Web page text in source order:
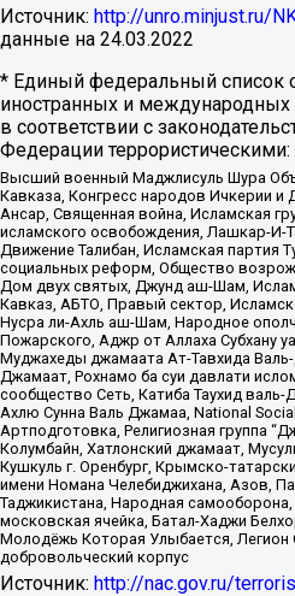
Источник: http://unro.minjust.ru/
данные на 24.03.2022
* Единый федеральный список
иностранных и международных
в соответствии с
Федерации террористическими:
Высший военный Маджлисуль Шура
Кавказа, Конгресс народов Ичкерии и
Ансар, Священная война, Исламская
исламского освобождения, Лашкар-И-
Движение Талибан, Исламская партия
социальных реформ, Общество
Дом двух святых, Джунд аш-Шам,
Кавказ, АБТО, Правый сектор,
Нусра ли-Ахль аш-Шам, Народное
Пожарского, Аджр от Аллаха Субхану
Муджахеды джамаата Ат-Тавхида
Джамаат, Рохнамо ба суи давлати
сообщество Сеть, Катиба Таухид
Ахлю Сунна Валь Джамаа, National
Артподготовка, Религиозная группа
Колумбайн, Хатлонский джамаат,
Кушкуль г. Оренбург, Крымско-
имени Номана Челебиджихана, Азов,
Таджикистана, Народная
московская ячейка, Батал-Хаджи
Молодёжь Которая Улыбается, Легион
добровольческий корпус
Источник: http://nac.gov.ru/